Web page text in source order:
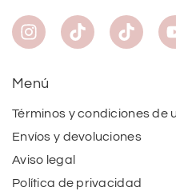
Menú
Términos y condiciones de
Envíos y devoluciones
Aviso legal
Política de privacidad